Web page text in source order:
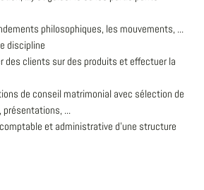
philosophiques, les mouvements, ...
discipline
des clients sur des produits et effectuer la
de conseil matrimonial avec sélection de
présentations, ...
et administrative d'une structure